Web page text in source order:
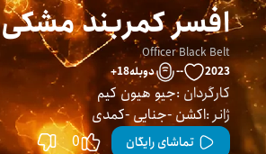
افسر کمربند مشکی
Officer Black Belt
2023
-- دوبله18
+
کارگردان :جیو هیون کیم
ژانر :اکشن جنایی کمدی
تماشای رایگان 0